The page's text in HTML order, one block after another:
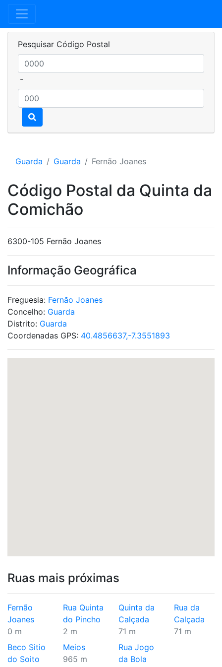
Pesquisar Código Postal
-
Guarda Guarda Fernão Joanes
Código Postal da Quinta da
Comichão
6300-105 Fernão Joanes
Informação Geográfica
Freguesia: Fernão Joanes
Concelho: Guarda
Distrito: Guarda
Coordenadas GPS: 40.4856637,-7.3551893
Ruas mais próximas
Fernão
Joanes
0 m
Rua Quinta
do Pincho
2 m
Quinta da
Calçada
71 m
Rua da
Calçada
71 m
Beco Sitio
do Soito
Meios
965 m
Rua Jogo
da Bola